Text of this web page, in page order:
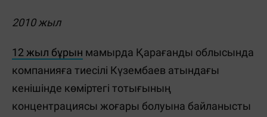
2010 жыл
12 жыл бұрын мамырда Қарағанды облысында
компанияға тиесілі Күзембаев атындағы
кенішінде көміртегі тотығының
концентрациясы жоғары болуына байланысты